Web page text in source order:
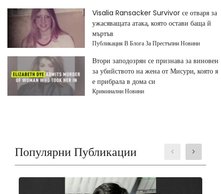
Visalia Ransacker Survivor се отваря за
ужасяващата атака, която остави баща й
мъртъв
Публикация В Блога За Престъпни Новини
Втори заподозрян се признава за виновен
за убийството на жена от Мисури, която я
е прибрала в дома си
Криминални Новини
Популярни Публикации